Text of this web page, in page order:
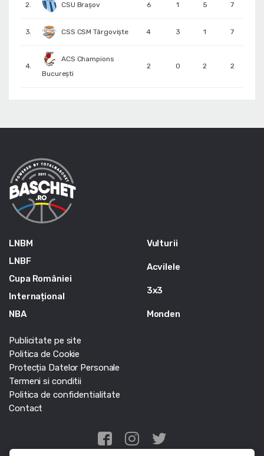
2. CSU Brașov 6 1 5 7
3. CSS CSM Târgoviște 4 3 1 7
4.
ACS Champions
București
2 0 2 2
LNBM
LNBF
Cupa României
Internațional
NBA
Vulturii
Acvilele
3x3
Monden
Publicitate pe site
Politica de Cookie
Protecția Datelor Personale
Termeni si conditii
Politica de confidentialitate
Contact